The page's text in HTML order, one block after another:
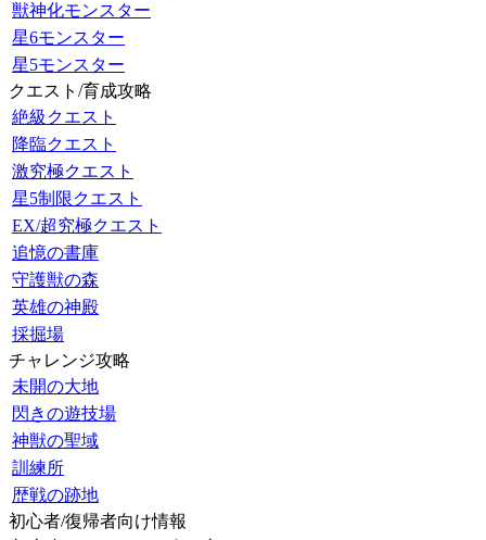
獣神化モンスター
星6モンスター
星5モンスター
クエスト/育成攻略
絶級クエスト
降臨クエスト
激究極クエスト
星5制限クエスト
EX/超究極クエスト
追憶の書庫
守護獣の森
英雄の神殿
採掘場
チャレンジ攻略
未開の大地
閃きの遊技場
神獣の聖域
訓練所
歴戦の跡地
初心者/復帰者向け情報